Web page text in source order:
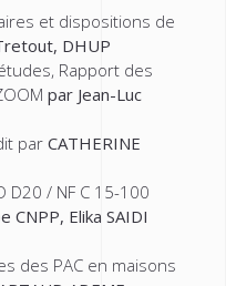
et dispositions de
DHUP
Rapport des
par Jean-Luc
parCATHERINE
D20 / NF C 15-100
CNPP, Elika SAIDI
des PAC en maisons